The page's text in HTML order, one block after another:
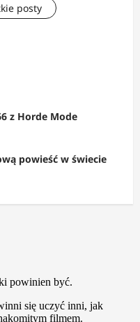
posty
z Horde Mode
powieść w świecie